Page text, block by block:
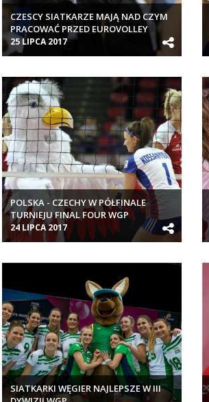
CZESCY SIATKARZE MAJĄ NAD CZYM
PRACOWAĆ PRZED EUROVOLLEY
POLAND 2017
25 LIPCA 2017
POLSKA - CZECHY W PÓŁFINALE
TURNIEJU FINAL FOUR WGP
24 LIPCA 2017
SIATKARKI WĘGIER NAJLEPSZE W III